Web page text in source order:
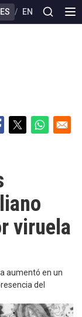
ES / EN
viruela
aumentó en un
del